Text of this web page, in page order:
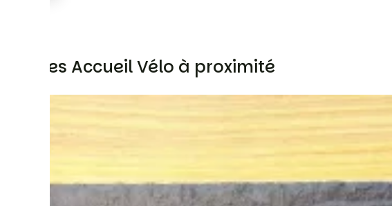
Autres Accueil Vélo à proximité